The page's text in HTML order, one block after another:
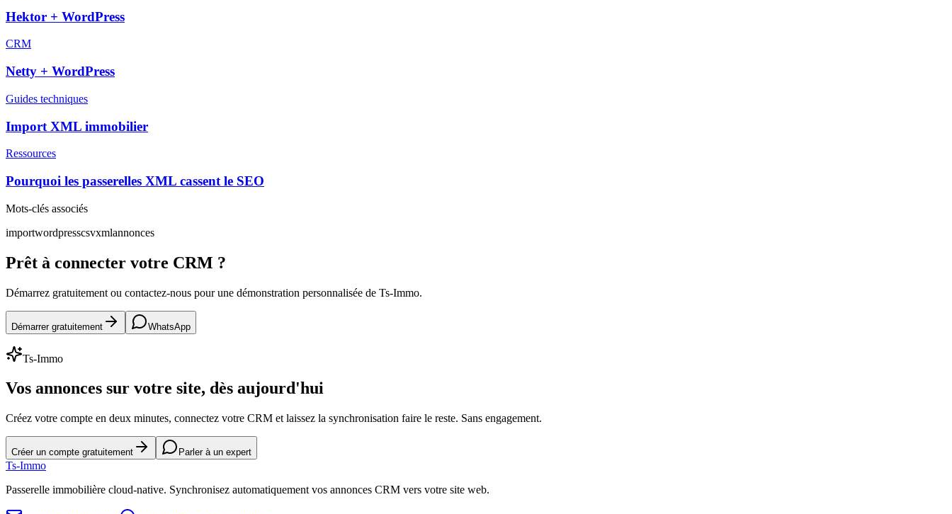
Hektor + WordPress
CRM
Netty + WordPress
Guides techniques
Import XML immobilier
Ressources
Pourquoi les passerelles XML cassent le SEO
Mots-clés associés
importwordpresscsvxmlannonces
Prêt à connecter votre CRM ?
Démarrez gratuitement ou contactez-nous pour une démonstration personnalisée de Ts-Immo.
Démarrer gratuitement WhatsApp
Ts-Immo
Vos annonces sur votre site, dès aujourd'hui
Créez votre compte en deux minutes, connectez votre CRM et laissez la synchronisation faire le reste. Sans engagement.
Créer un compte gratuitement Parler à un expert
Ts-Immo
Passerelle immobilière cloud-native. Synchronisez automatiquement vos annonces CRM vers votre site web.